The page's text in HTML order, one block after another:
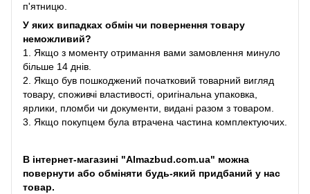
п'ятницю.
У яких випадках обмін чи повернення товару
неможливий?
1. Якщо з моменту отримання вами замовлення минуло
більше 14 днів.
2. Якщо був пошкоджений початковий товарний вигляд
товару, споживчі властивості, оригінальна упаковка,
ярлики, пломби чи документи, видані разом з товаром.
3. Якщо покупцем була втрачена частина комплектуючих.
В інтернет-магазині "Almazbud.com.ua" можна
повернути або обміняти будь-який придбаний у нас
товар.